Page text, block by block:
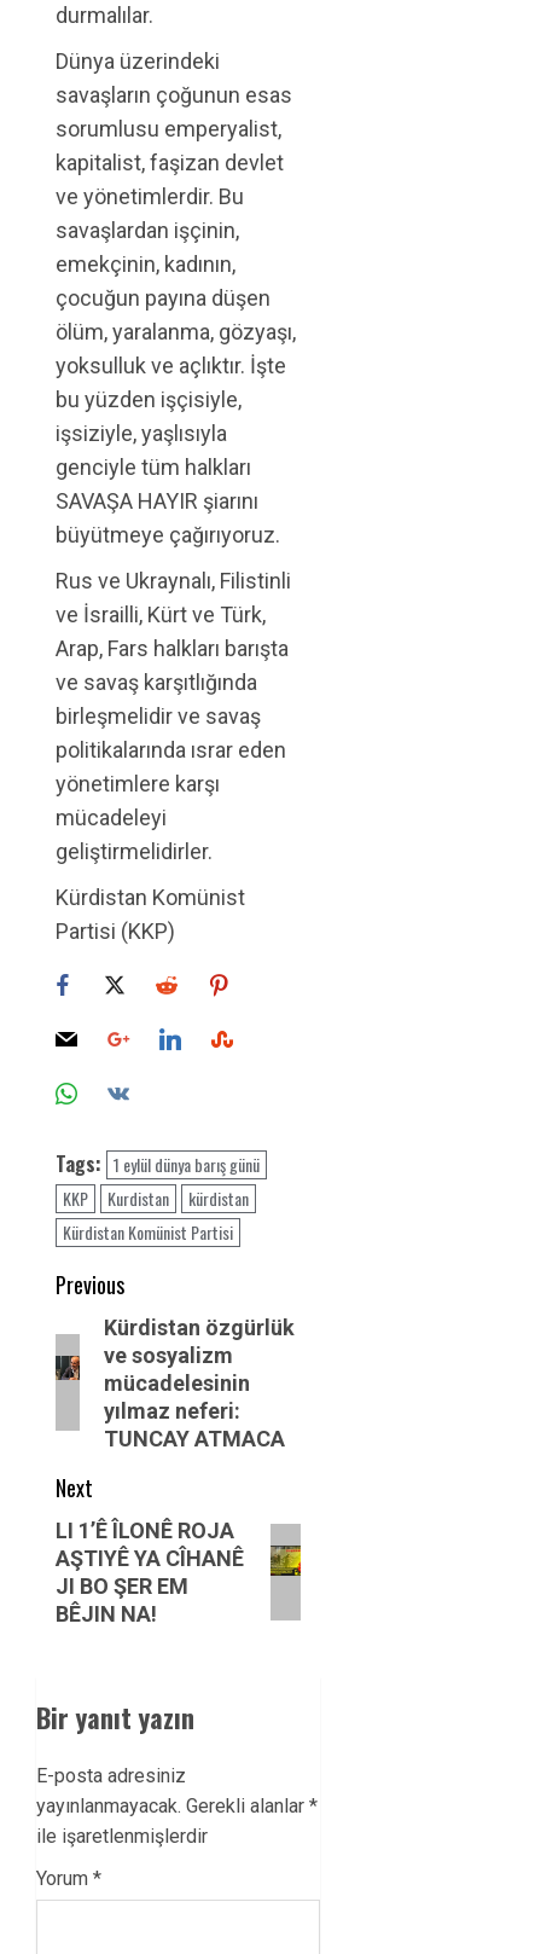
durmalılar.
Dünya üzerindeki
savaşların çoğunun esas
sorumlusu emperyalist,
kapitalist, faşizan devlet
ve yönetimlerdir. Bu
savaşlardan işçinin,
emekçinin, kadının,
çocuğun payına düşen
ölüm, yaralanma, gözyaşı,
yoksulluk ve açlıktır. İşte
bu yüzden işçisiyle,
işsiziyle, yaşlısıyla
genciyle tüm halkları
SAVAŞA HAYIR şiarını
büyütmeye çağırıyoruz.
Rus ve Ukraynalı, Filistinli
ve İsrailli, Kürt ve Türk,
Arap, Fars halkları barışta
ve savaş karşıtlığında
birleşmelidir ve savaş
politikalarında ısrar eden
yönetimlere karşı
mücadeleyi
geliştirmelidirler.
Kürdistan Komünist
Partisi (KKP)
Tags: 1 eylül dünya barış günü
KKP
Kurdistan
kürdistan
Kürdistan Komünist Partisi
Post
navigation
Previous
Previous
post:
Kürdistan özgürlük
ve sosyalizm
mücadelesinin
yılmaz neferi:
TUNCAY ATMACA
Next
Next
post:
LI 1’Ê ÎLONÊ ROJA
AŞTIYÊ YA CÎHANÊ
JI BO ŞER EM
BÊJIN NA!
Bir yanıt yazın
E-posta adresiniz
yayınlanmayacak. Gerekli alanlar *
ile işaretlenmişlerdir
Yorum *